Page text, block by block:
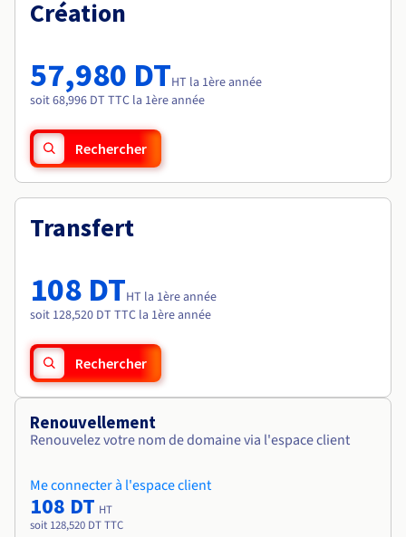
Tarifs
Roadmap & Changelog
Roadmap & Changelog
Création
57,980 DTHT la 1ère année
soit 68,996 DT TTC la 1ère année
Rechercher
Transfert
108 DTHT la 1ère année
soit 128,520 DT TTC la 1ère année
Rechercher
Renouvellement
Renouvelez votre nom de domaine via l'espace client
Me connecter à l'espace client
108 DT HT
soit 128,520 DT TTC